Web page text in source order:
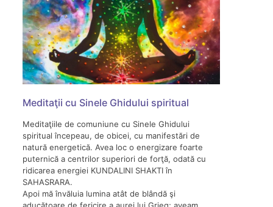
Meditaţii cu Sinele Ghidului spiritual
Meditaţiile de comuniune cu Sinele Ghidului
spiritual începeau, de obicei, cu manifestări de
natură energetică. Avea loc o energizare foarte
puternică a centrilor superiori de forţă, odată cu
ridicarea energiei KUNDALINI SHAKTI în
SAHASRARA.
Apoi mă învăluia lumina atât de blândă şi